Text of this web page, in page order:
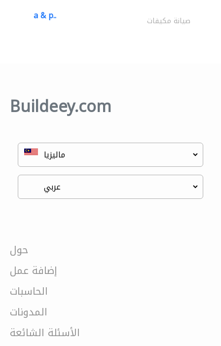
a & p.. صيانة مكيفات
Buildeey.com
حول
إضافة عمل
الحاسبات
المدونات
الأسئلة الشائعة